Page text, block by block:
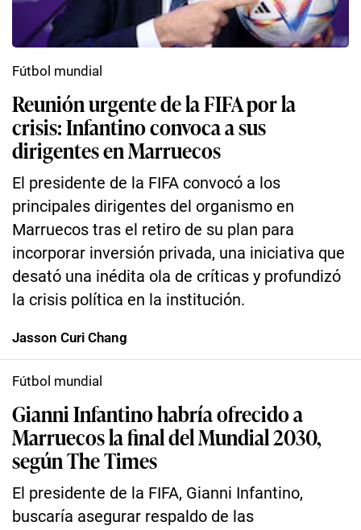
Reunión urgente de la FIFA por la
crisis: Infantino convoca a sus
dirigentes en Marruecos
El presidente de la FIFA convocó a los
principales dirigentes del organismo en
Marruecos tras el retiro de su plan para
incorporar inversión privada, una iniciativa que
desató una inédita ola de críticas y profundizó
la crisis política en la institución.
Fútbol mundial
Jasson Curi Chang
Gianni Infantino habría ofrecido a
Marruecos la final del Mundial 2030,
según The Times
El presidente de la FIFA, Gianni Infantino,
buscaría asegurar respaldo de las
Fútbol mundial